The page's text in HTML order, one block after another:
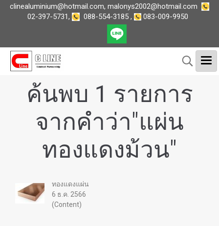
clinealuminium@hotmail.com, malonys2002@hotmail.com
02-397-5731, 088-554-3185, 083-009-9950
ค้นพบ 1 รายการ
จากคำว่า"แผ่น
ทองแดงม้วน"
ทองแดงแผ่น
6 ธ.ค. 2566
(Content)